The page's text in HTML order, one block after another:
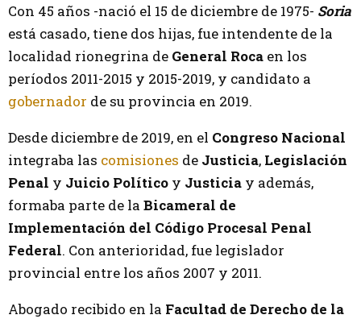
Con 45 años -nació el 15 de diciembre de 1975- Soria
está casado, tiene dos hijas, fue intendente de la
localidad rionegrina de General Roca en los
períodos 2011-2015 y 2015-2019, y candidato a
gobernador de su provincia en 2019.
Desde diciembre de 2019, en el Congreso Nacional
integraba las comisiones de Justicia, Legislación
Penal y Juicio Político y Justicia y además,
formaba parte de la Bicameral de
Implementación del Código Procesal Penal
Federal. Con anterioridad, fue legislador
provincial entre los años 2007 y 2011.
Abogado recibido en la Facultad de Derecho de la